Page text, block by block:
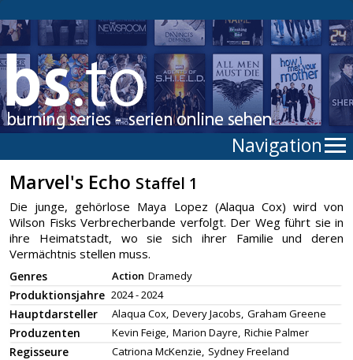
Navigation
Marvel's Echo Staffel 1
Die junge, gehörlose Maya Lopez (Alaqua Cox) wird von
Wilson Fisks Verbrecherbande verfolgt. Der Weg führt sie in
ihre Heimatstadt, wo sie sich ihrer Familie und deren
Vermächtnis stellen muss.
Genres Action Dramedy
Produktionsjahre 2024 - 2024
Hauptdarsteller Alaqua Cox, Devery Jacobs, Graham Greene
Produzenten Kevin Feige, Marion Dayre, Richie Palmer
Regisseure Catriona McKenzie, Sydney Freeland